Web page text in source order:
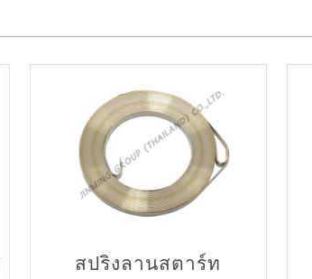
สปริงลานสตาร์ท